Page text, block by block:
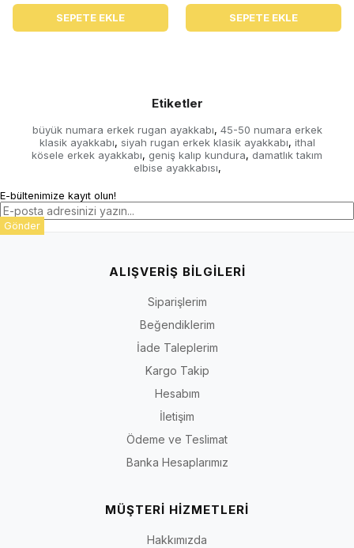
SEPETE EKLE SEPETE EKLE
Etiketler
büyük numara erkek rugan ayakkabı, 45-50 numara erkek
klasik ayakkabı, siyah rugan erkek klasik ayakkabı, ithal
kösele erkek ayakkabı, geniş kalıp kundura, damatlık takım
elbise ayakkabısı,
E-bültenimize kayıt olun!
Gönder
ALIŞVERİŞ BİLGİLERİ
Siparişlerim
Beğendiklerim
İade Taleplerim
Kargo Takip
Hesabım
İletişim
Ödeme ve Teslimat
Banka Hesaplarımız
MÜŞTERİ HİZMETLERİ
Hakkımızda